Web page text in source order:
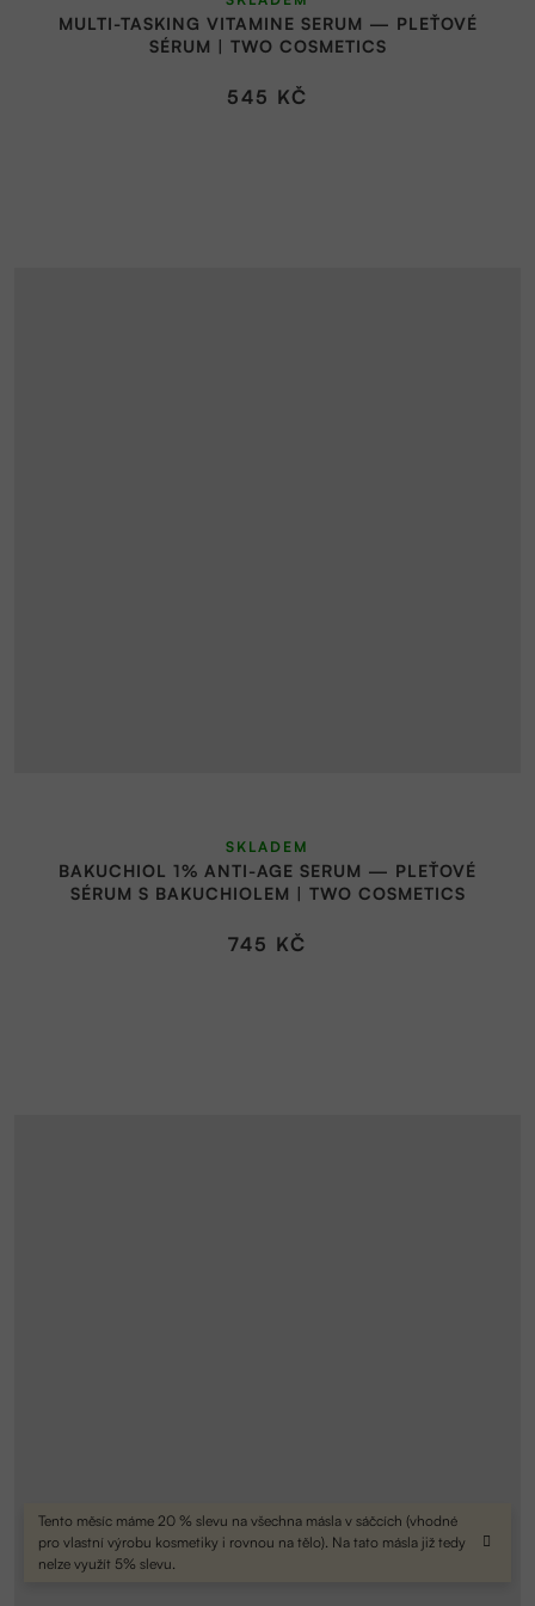
Tento měsíc máme 20 % slevu na všechna másla v sáčcích (vhodné
pro vlastní výrobu kosmetiky i rovnou na tělo). Na tato másla již tedy
nelze využít 5% slevu.
MULTI-TASKING VITAMINE SERUM — PLEŤOVÉ
SÉRUM | TWO COSMETICS
545 KČ
BAKUCHIOL 1% ANTI-AGE SERUM — PLEŤOVÉ
SÉRUM S BAKUCHIOLEM | TWO COSMETICS
SKLADEM
745 KČ